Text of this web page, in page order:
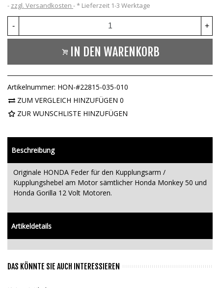
zzgl. Versandkosten * Lieferzeit 1-3 Werktage
- +
IN DEN WARENKORB
Artikelnummer: HON-#22815-035-010
ZUM VERGLEICH HINZUFÜGEN 0
ZUR WUNSCHLISTE HINZUFÜGEN
Beschreibung
Originale HONDA Feder für den Kupplungsarm /
Kupplungshebel am Motor sämtlicher Honda Monkey 50 und
Honda Gorilla 12 Volt Motoren.
Artikeldetails
DAS KÖNNTE SIE AUCH INTERESSIEREN